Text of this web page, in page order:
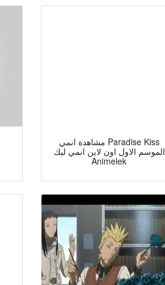
مشاهدة انمي Paradise Kiss
الموسم الاول اون لاين انمي ليك
Animelek